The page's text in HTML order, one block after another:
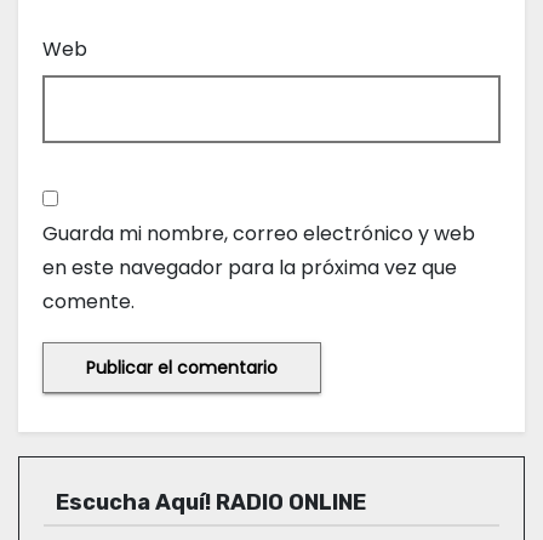
Web
Guarda mi nombre, correo electrónico y web
en este navegador para la próxima vez que
comente.
Escucha Aquí! RADIO ONLINE